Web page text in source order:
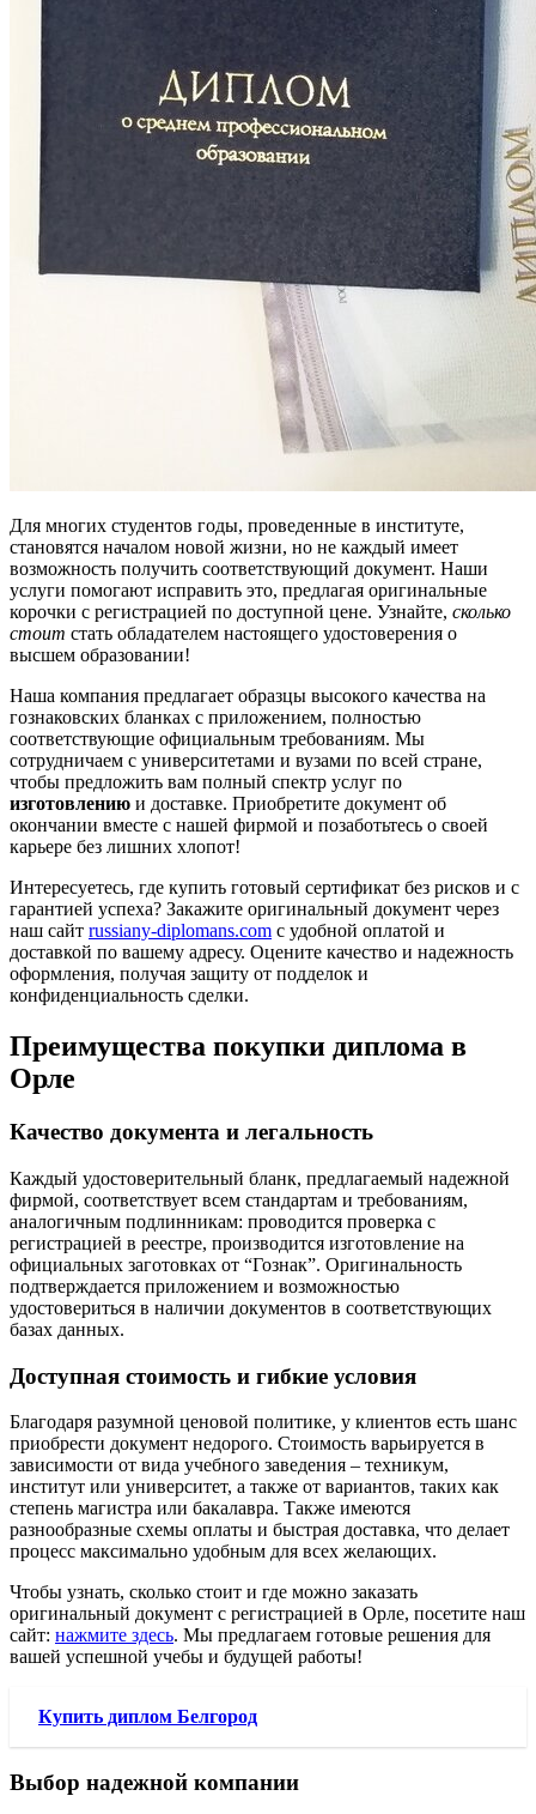
Для многих студентов годы, проведенные в институте,
становятся началом новой жизни, но не каждый имеет
возможность получить соответствующий документ. Наши
услуги помогают исправить это, предлагая оригинальные
корочки с регистрацией по доступной цене. Узнайте, сколько
стоит стать обладателем настоящего удостоверения о
высшем образовании!
Наша компания предлагает образцы высокого качества на
гознаковских бланках с приложением, полностью
соответствующие официальным требованиям. Мы
сотрудничаем с университетами и вузами по всей стране,
чтобы предложить вам полный спектр услуг по
изготовлению и доставке. Приобретите документ об
окончании вместе с нашей фирмой и позаботьтесь о своей
карьере без лишних хлопот!
Интересуетесь, где купить готовый сертификат без рисков и с
гарантией успеха? Закажите оригинальный документ через
наш сайт russiany-diplomans.com с удобной оплатой и
доставкой по вашему адресу. Оцените качество и надежность
оформления, получая защиту от подделок и
конфиденциальность сделки.
Преимущества покупки диплома в
Орле
Качество документа и легальность
Каждый удостоверительный бланк, предлагаемый надежной
фирмой, соответствует всем стандартам и требованиям,
аналогичным подлинникам: проводится проверка с
регистрацией в реестре, производится изготовление на
официальных заготовках от “Гознак”. Оригинальность
подтверждается приложением и возможностью
удостовериться в наличии документов в соответствующих
базах данных.
Доступная стоимость и гибкие условия
Благодаря разумной ценовой политике, у клиентов есть шанс
приобрести документ недорого. Стоимость варьируется в
зависимости от вида учебного заведения – техникум,
институт или университет, а также от вариантов, таких как
степень магистра или бакалавра. Также имеются
разнообразные схемы оплаты и быстрая доставка, что делает
процесс максимально удобным для всех желающих.
Чтобы узнать, сколько стоит и где можно заказать
оригинальный документ с регистрацией в Орле, посетите наш
сайт: нажмите здесь. Мы предлагаем готовые решения для
вашей успешной учебы и будущей работы!
Купить диплом Белгород
Выбор надежной компании